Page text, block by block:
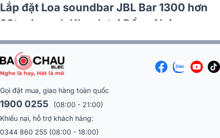
Lắp đặt Loa soundbar JBL Bar 1300 hơn
29tr cho anh Khanh tại Đồng Nai
Gọi đặt mua, giao hàng toàn quốc
1900 0255
(08:00 - 21:00)
Khiếu nại, hỗ trợ khách hàng:
0344 860 255 (08:00 - 18:00)